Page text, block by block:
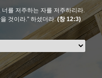
를 저주하는 자를 저주하리라.
것이라." 하셨더라.(창 12:3)